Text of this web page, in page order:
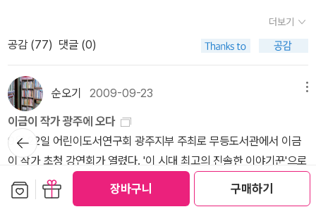
장바구니 구매하기
적었다. 선생님이 돌아가신 걸 알게 된 날. 베개랑 이불이 흠뻑 젖을
만큼 울었어요. 선생님께 드릴 편지로 공책 한 권을 가득 채웠는데, 선
생님께 옮긴이가 될 거라고 꼭 말하고 싶었는데. <나비를 잡는 아버
지>를 스웨덴 말로 옮겨 드리고 싶었는데. 선생님께 꼭 한 번 안겨 보
고 싶었는데...... 가만히 있다가도 그런 생각을 하면 슬픔이 목까지 차
오른 것 같아요. (171쪽) <나의 린드그렌 선생님께> 작품 속에는 그
러게 언니가 갖고 있는 린드그렌 선생님 책 서른일곱 권 목록이 나온
다.지금은 그때보다 더 많은 책이 번역되어 나왔는지 42권이나 검색
된다. 우리집에는 이 중에 몇 권 있고...
린드그렌 선생님 책을 많이 읽지 못했고, 유은실 작가의 책은 네 권 밖
쁘지 않지만, 우선 빵, 요거트, 치즈, 포도주, 청국장 등이 모두 이 미
생물들이 작품이라는 것 부터 얘기해주면 어떨까? 지루하지 않게 아
주 잘 설명되어 있는 책이다. 개인적인 욕심으로 여기에 요즘 세계적
으로도 주목받기 시작한 '김치'라는 항목이 들어갔으면 어떨까 싶다.<
우리 동네에는 아파트가 없다> 김 중미어제 읽은 네번째 책. 김 중미
는 예전부터 좋아하는 작가였는데 읽고 나면 마음이 무거워지는 경향
이 있어 막 찾아 읽지는 않고 있었다. 저자 처럼 그림을 그린 유 동훈
님 역시 인천 만석동 '기찻길 옆 작은 학교'에서 일하고 있다. 진도에
서인천 철거촌 동네로 이사를 온한 가족의 이야기이다. 할머니와 엄
마, 아빠, 그리고 상윤, 상민, 상미, 상희 네 남매. 할머니는 병환으로
로 밀려서 여백이 크게 생기던데, 사진이 작을 경우는 텍스트와 제법
조화롭게 실렸다.기쁘게 받았지만 내가 쓴 리뷰를 다시 읽어본 건 아
해버렸다. 이 웃음, 어찌할까나. 너무 소탈하고 맑아서 더 아프다.100
번째 리뷰로 고른 건 '내가 함께 있을게'며칠 전에 중고로 한 권 더 구
입하고 막 행복해했다. 그날의 주문은 순전히 이 책 때문이었다.작년
에 읽은 책은 모두 다 합해서 571권이었다. 그 중 몇 편의 리뷰를 썼
는지는 모르겠지만 그 중에서 골라낸 100권이니 좀 더 좋았던 책들
의 집합이 될 게다. 100권의 책을 다 집어넣는 수고를 생각하니벌써
숨이 차지만, 세어보는 즐거움을 같이 누려야지... ^^내가 고른 책들은
니, 그 땐 책들을 박스에 한가득 넣어서배로 한꺼번에 부치라고 해야
겠다.날이 갈수록 읽고 싶은 책들은 가득하고, 새로 쏟아져나오는 신
간 홍수 앞에서 불쑥 버스를 타고 갈 수 있는 서점이나 도서관도 없으
니까.- 아, 물론 여기도 서점은 많지만, 전부 영어 혹은 중국어 책이니
까. 간혹 일본어 책도 있고 한국어 책도 있는데, 일본어 책은 만화다
많고 한국어 책은 아주아주 오래된 요리책 정도?우리 아이와 함께 읽
을 수 있는 다양한 책들을 더 찾아봐야 할 것 같다. [퍼시 잭슨과 번개
도둑] 영화 개봉을 기념하여 다시 한 번 그리스 로마 신화 를 읽어보
고 싶다. 더불어 북유럽 신화와 함께 인도 신화 역시...한국의역사와
세계의 역사, 문화와 지리에 관련된 책들도 간절히 필요하다.노빈손
더보기
공감 (77) 댓글 (0)
순오기 2009-09-23
이금이 작가 광주에 오다
9월 22일 어린이도서연구회 광주지부 주최로 무등도서관에서 이금
이 작가 초청 강연회가 열렸다. '이 시대 최고의 진솔한 이야기꾼'으로
불리는 이금이작가와의 인연은 2006년부터 시작돼 네 번째 만나는
것이지만, 여전히 친숙한 이웃의 누구 엄마처럼 거리감 없이 반갑다.
뒤로가
기